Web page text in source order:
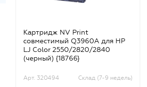
Картридж NV Print
совместимый Q3960A для HP
LJ Color 2550/2820/2840
(черный) {18766}
Арт. 320494 Склад (7-9 недель)